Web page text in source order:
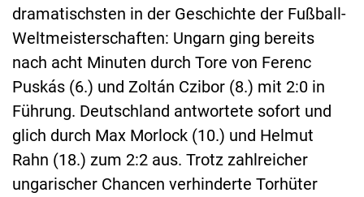
dramatischsten in der Geschichte der Fußball-
Weltmeisterschaften: Ungarn ging bereits
nach acht Minuten durch Tore von Ferenc
Puskás (6.) und Zoltán Czibor (8.) mit 2:0 in
Führung. Deutschland antwortete sofort und
glich durch Max Morlock (10.) und Helmut
Rahn (18.) zum 2:2 aus. Trotz zahlreicher
ungarischer Chancen verhinderte Torhüter